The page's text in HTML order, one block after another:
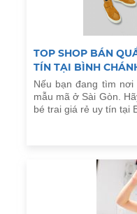
TOP SHOP BÁN
TÍN TẠI BÌNH
Nếu bạn đang tìm
mẫu mã ở Sài Gòn.
bé trai giá rẻ uy tín tại